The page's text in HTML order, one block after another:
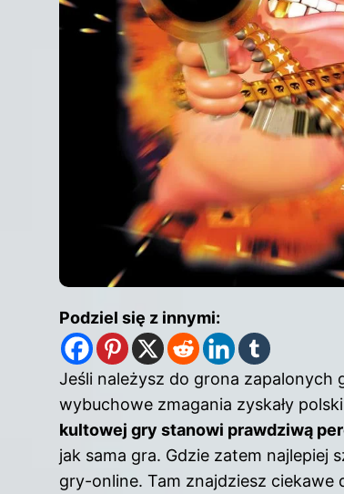
Podziel się z innymi:
Jeśli należysz do grona zapalonych
wybuchowe zmagania zyskały
kultowej gry stanowi prawdziwą
jak sama gra. Gdzie zatem
gry-online. Tam znajdziesz